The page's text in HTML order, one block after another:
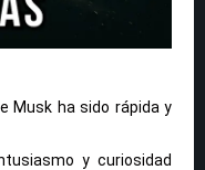
Musk ha sido rápida y
y curiosidad